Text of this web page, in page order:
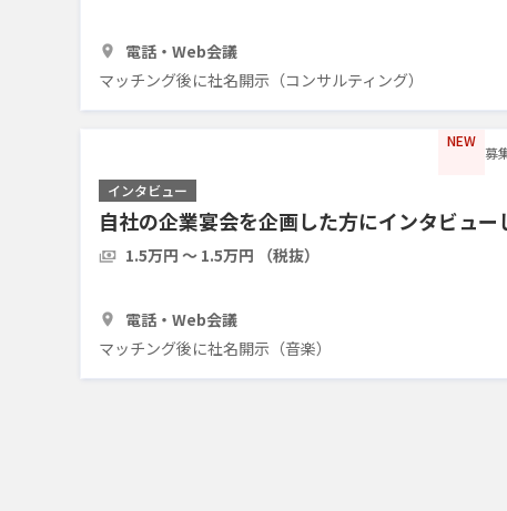
電話・Web会議
マッチング後に社名開示（コンサルティング）
NEW
募
インタビュー
自社の企業宴会を企画した方にインタビュー
1.5万円 〜 1.5万円 （税抜）
電話・Web会議
マッチング後に社名開示（音楽）